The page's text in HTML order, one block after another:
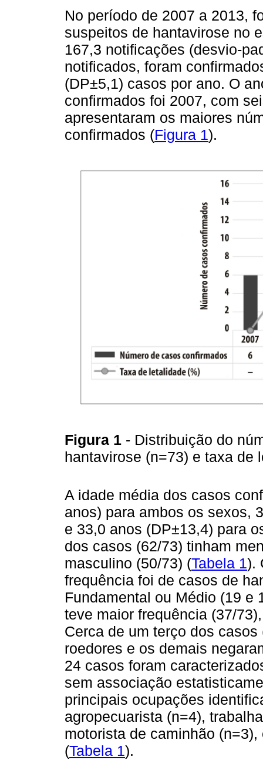
No período de 2007 a 2013,
suspeitos de hantavirose no
167,3 notificações (desvio-
notificados, foram
(DP±5,1) casos por ano. O
confirmados foi 2007, com
apresentaram os maiores
confirmados (Figura 1).
Figura 1 - Distribuição do
hantavirose (n=73) e taxa
A idade média dos casos
anos) para ambos os sexos,
e 33,0 anos (DP±13,4) para
dos casos (62/73) tinham
masculino (50/73) (Tabela 1).
frequência foi de casos de
Fundamental ou Médio (19 e
teve maior frequência (37/
Cerca de um terço dos
roedores e os demais
24 casos foram
sem associação
principais ocupações
agropecuarista (n=4),
motorista de caminhão
(Tabela 1).